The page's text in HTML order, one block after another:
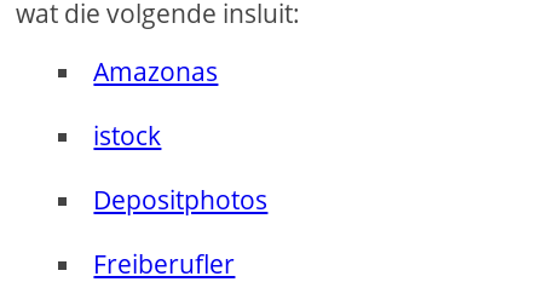
wat die volgende insluit:
Amazonas
istock
Depositphotos
Freiberufler